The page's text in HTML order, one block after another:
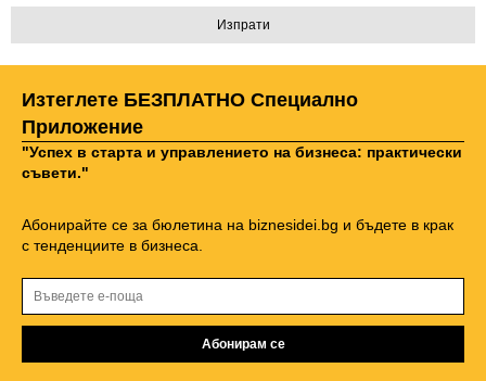
Изтеглете БЕЗПЛАТНО Специално
Приложение
"Успех в старта и управлението на бизнеса: практически
съвети."
Абонирайте се за бюлетина на biznesidei.bg и бъдете в крак
с тенденциите в бизнеса.